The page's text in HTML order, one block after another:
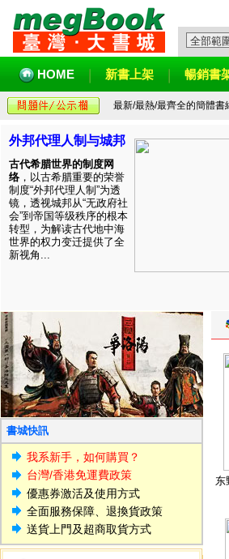
HOME 新書上架 暢銷書
最新/最熱/最齊全的簡體書
外邦代理人制与城邦
古代希腊世界的制度网
络 ，以古希腊重要的荣誉
制度“外邦代理人制”为透
镜，透视城邦从“无政府社
会”到帝国等级秩序的根本
转型，为解读古代地中海
世界的权力变迁提供了全
新视角...
書城快訊
我系新手，如何購買？
台灣/香港免運費政策
優惠券激活及使用方式
全面服務保障、退換貨政策
送貨上門及超商取貨方式
东